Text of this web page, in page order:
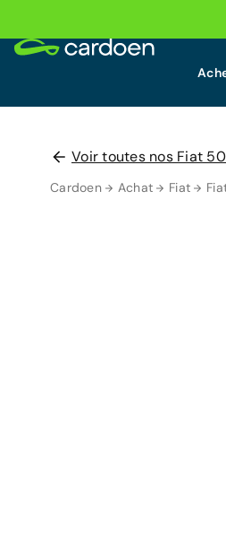
Voir toutes nos Fiat
Cardoen Achat Fiat